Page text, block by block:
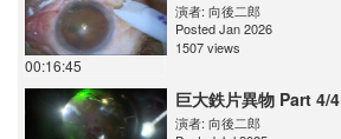
00:16:45
演者: 向後二郎
Posted Jan 2026
1507 views
巨大鉄片異物 Part 4/4
演者: 向後二郎